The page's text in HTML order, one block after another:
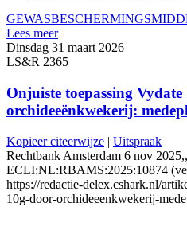
Lees meer
Dinsdag 31 maart 2026
LS&R 2365
Onjuiste toepassing
orchideeënkwekerij:
Kopieer citeerwijze | Uitspraak
Rechtbank Amsterdam 6 nov
ECLI:NL:RBAMS:2025:10874
https://redactie-delex.cshark.nl/
10g-door-orchideeenkwekerij-